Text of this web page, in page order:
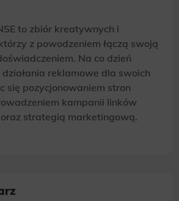
to zbiór kreatywnych i
z powodzeniem łączą swoją
Na co dzień
reklamowe dla swoich
się pozycjonowaniem stron
kampanii linków
strategią marketingową.